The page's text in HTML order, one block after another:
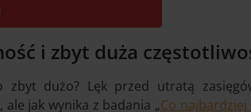
i zbyt duża
zbyt dużo? Lęk przed utratą
ale jak wynika z badania „Co